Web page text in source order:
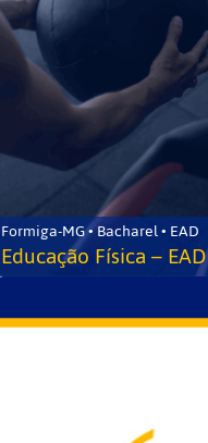
Formiga-MG • Bacharel • EAD
Educação Física – EAD